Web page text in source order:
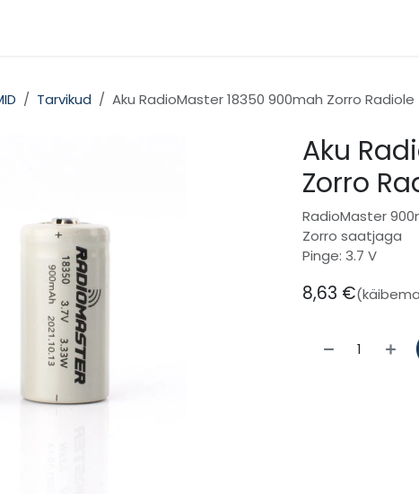
Tarvikud Aku RadioMaster 18350 900mah Zorro Radiole
Aku
Zorro
RadioMaster
Zorro saatjaga
Pinge: 3.7 V
8,63 €